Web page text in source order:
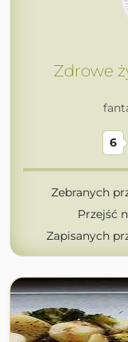
Zdrowe
6
Zebranych
Przejść
Zapisanych